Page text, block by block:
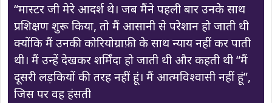
“मास्टर जी मेरे आदर्श थे। जब मैंने पहली बार उनके साथ
प्रशिक्षण शुरू किया, तो मैं आसानी से परेशान हो जाती थी
क्योंकि मैं उनकी कोरियोग्राफ़ी के साथ न्याय नहीं कर पाती
थी। मैं उन्हें देखकर शर्मिंदा हो जाती थी और कहती थी “मैं
दूसरी लड़कियों की तरह नहीं हूं। मैं आत्मविश्वासी नहीं हूं”,
जिस पर वह हंसती